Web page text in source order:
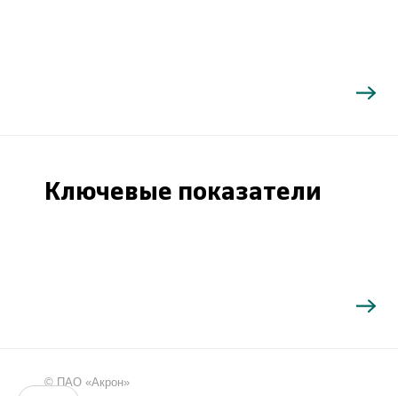
Поиск
Ключевые показатели
© ПАО «Акрон»